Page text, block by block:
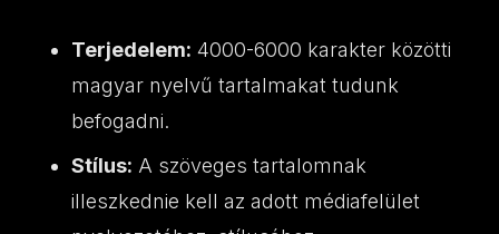
Terjedelem: 4000-6000 karakter közötti
magyar nyelvű tartalmakat tudunk
befogadni.
Stílus: A szöveges tartalomnak
illeszkednie kell az adott médiafelület